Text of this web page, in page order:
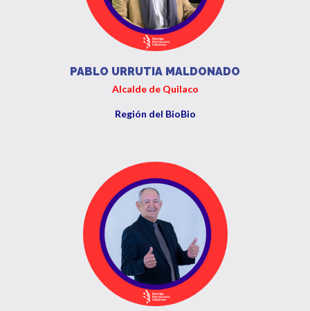
PABLO URRUTIA MALDONADO
Alcalde de Quilaco
Región del BioBio